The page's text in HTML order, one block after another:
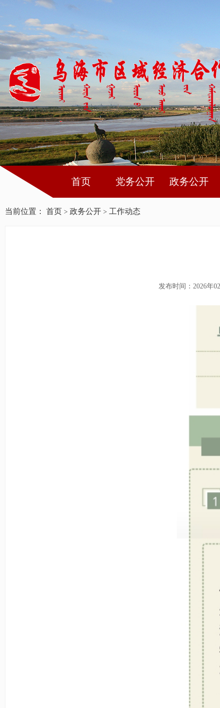
首页 党务公开 政务公开
当前位置： 首页 > 政务公开 > 工作动态
发布时间：2026年